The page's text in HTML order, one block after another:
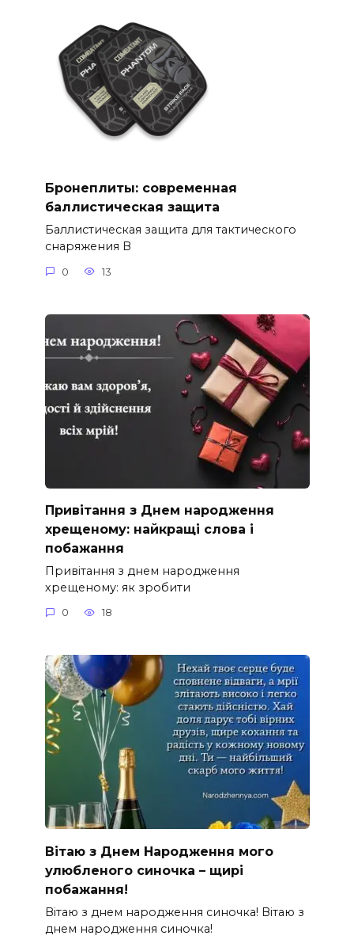
Бронеплиты: современная
баллистическая защита
Баллистическая защита для тактического
снаряжения В
0 13
Привітання з Днем народження
хрещеному: найкращі слова і
побажання
Привітання з днем народження
хрещеному: як зробити
0 18
Вітаю з Днем Народження мого
улюбленого синочка – щирі
побажання!
Вітаю з днем народження синочка! Вітаю з
днем народження синочка!